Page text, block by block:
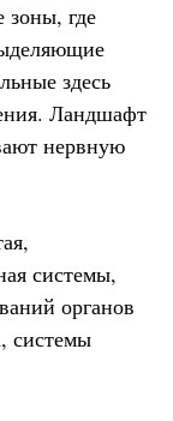
зоны, где
здесь
Ландшафт
нервную
системы,
органов
системы